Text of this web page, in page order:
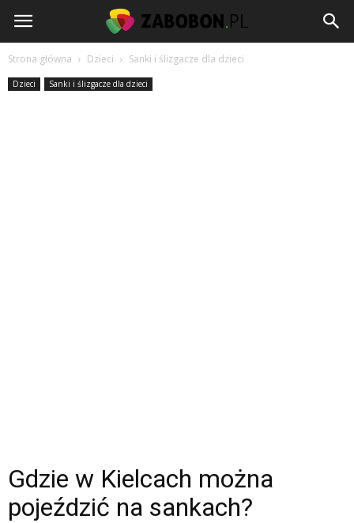
www.zabobon.pl
Strona główna Dzieci Sanki i ślizgacze dla dzieci
Dzieci Sanki i ślizgacze dla dzieci
Gdzie w Kielcach można
pojeździć na sankach?